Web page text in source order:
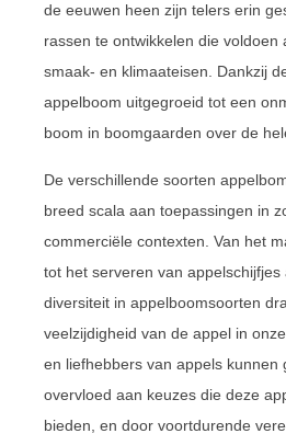
de eeuwen heen zijn telers erin
rassen te ontwikkelen die voldoen
smaak- en klimaateisen. Dankzij
appelboom uitgegroeid tot een
boom in boomgaarden over de
De verschillende soorten
breed scala aan toepassingen in
commerciële contexten. Van het
tot het serveren van appelschijfjes
diversiteit in appelboomsoorten
veelzijdigheid van de appel in
en liefhebbers van appels kunnen
overvloed aan keuzes die deze
bieden, en door voortdurende